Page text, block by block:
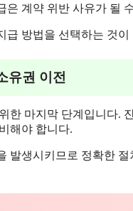
은 계약 위반 사유가 될
급 방법을 선택하는 것이
유권 이전
한 마지막 단계입니다.
해야 합니다.
발생시키므로 정확한